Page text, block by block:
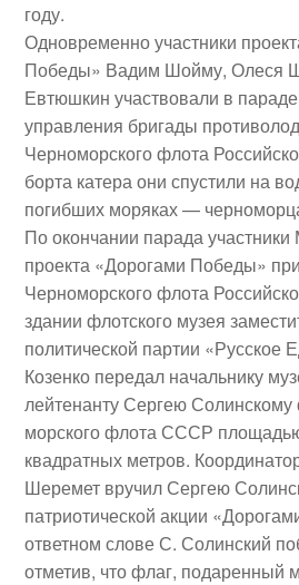
году.
Одновременно участники
Победы» Вадим Шойму,Олеся
Евтюшкин участвовали в
управления бригады
Черноморского флота
борта катера они спустили на
погибших моряках —
По окончании парада
проекта «Дорогами Победы»
Черноморского флота
здании флотского музея
политической партии «Русское
Козенко передал начальнику
лейтенантуСергею Солинскому
морского флота СССР
квадратных метров.
Шеремет вручил Сергею
патриотической акции
ответном слове С. Солинский
отметив, что флаг, подаренный